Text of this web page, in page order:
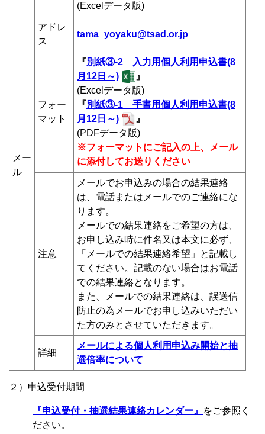
(Excelデータ版)
メー
ル
アドレ
ス
tama_yoyaku@tsad.or.jp
フォー
マット
『別紙③-2 入力用個人利用申込書(8
月12日～)
』
(Excelデータ版)
『別紙③-1 手書用個人利用申込書(8
月12日～)
』
(PDFデータ版)
※フォーマットにご記入の上、メール
に添付してお送りください
注意
メールでお申込みの場合の結果連絡
は、電話またはメールでのご連絡にな
ります。
メールでの結果連絡をご希望の方は、
お申し込み時に件名又は本文に必ず、
「メールでの結果連絡希望」と記載し
てください。記載のない場合はお電話
での結果連絡となります。
また、メールでの結果連絡は、誤送信
防止の為メールでお申し込みいただい
た方のみとさせていただきます。
詳細
メールによる個人利用申込み開始と抽
選倍率について
２）申込受付期間
『申込受付・抽選結果連絡カレンダー』
をご参照く
ださい。